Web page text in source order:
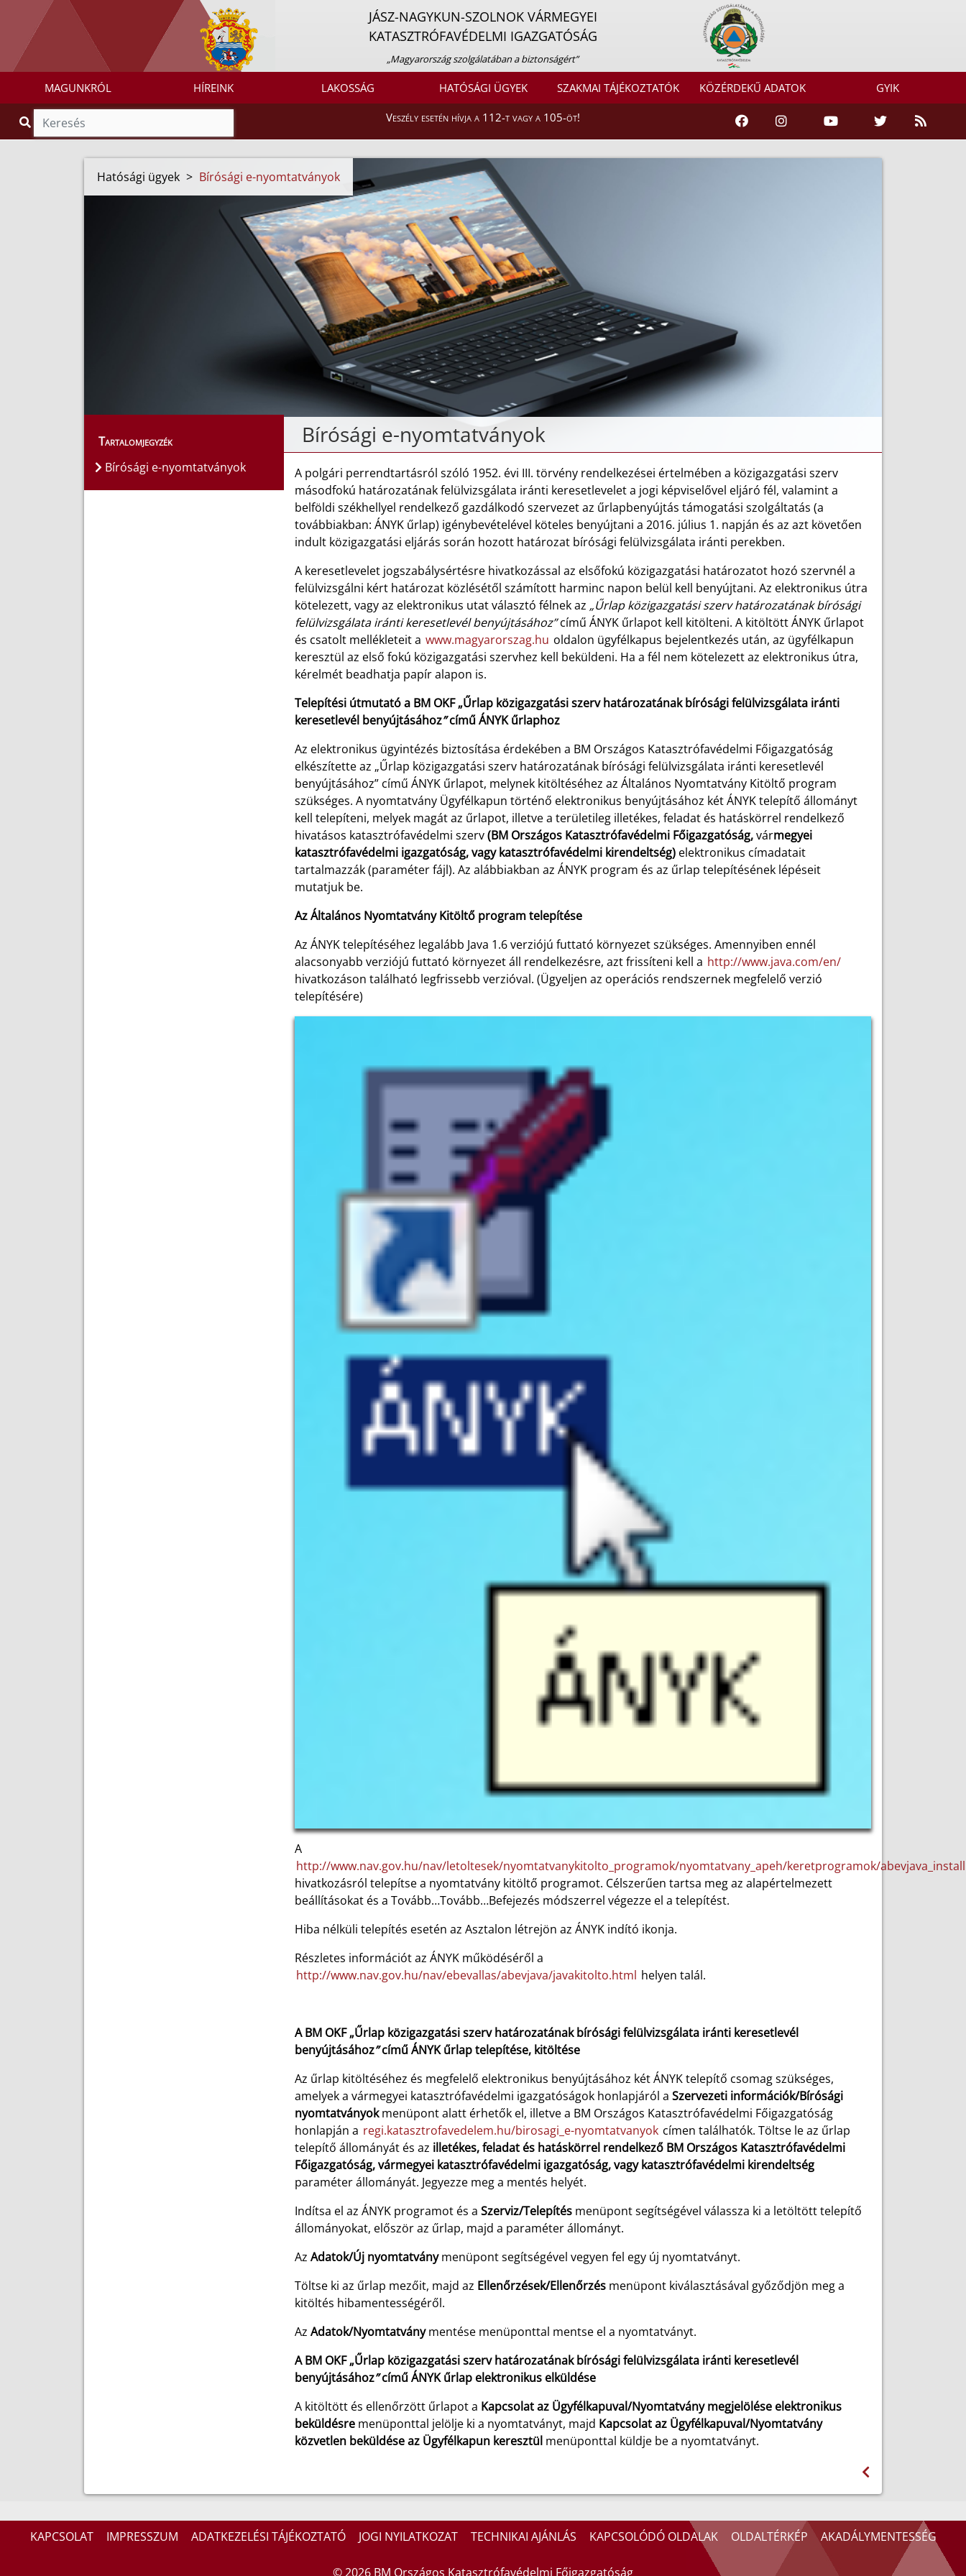
JÁSZ-NAGYKUN-SZOLNOK VÁRMEGYEI
KATASZTRÓFAVÉDELMI IGAZGATÓSÁG
„Magyarország szolgálatában a biztonságért”
MAGUNKRÓL HÍREINK LAKOSSÁG HATÓSÁGI ÜGYEK SZAKMAI TÁJÉKOZTATÓK KÖZÉRDEKŰ ADATOK GYIK
Veszély esetén hívja a 112-t vagy a 105-öt!
Hatósági ügyek > Bírósági e-nyomtatványok
Tartalomjegyzék
Bírósági e-nyomtatványok
Bírósági e-nyomtatványok
A polgári perrendtartásról szóló 1952. évi III. törvény rendelkezései értelmében a közigazgatási szerv
másodfokú határozatának felülvizsgálata iránti keresetlevelet a jogi képviselővel eljáró fél, valamint a
belföldi székhellyel rendelkező gazdálkodó szervezet az űrlapbenyújtás támogatási szolgáltatás (a
továbbiakban: ÁNYK űrlap) igénybevételével köteles benyújtani a 2016. július 1. napján és az azt követően
indult közigazgatási eljárás során hozott határozat bírósági felülvizsgálata iránti perekben.
A keresetlevelet jogszabálysértésre hivatkozással az elsőfokú közigazgatási határozatot hozó szervnél a
felülvizsgálni kért határozat közlésétől számított harminc napon belül kell benyújtani. Az elektronikus útra
kötelezett, vagy az elektronikus utat választó félnek az „Űrlap közigazgatási szerv határozatának bírósági
felülvizsgálata iránti keresetlevél benyújtásához”című ÁNYK űrlapot kell kitölteni. A kitöltött ÁNYK űrlapot
és csatolt mellékleteit a www.magyarorszag.hu oldalon ügyfélkapus bejelentkezés után, az ügyfélkapun
keresztül az első fokú közigazgatási szervhez kell beküldeni. Ha a fél nem kötelezett az elektronikus útra,
kérelmét beadhatja papír alapon is.
Telepítési útmutató a BM OKF „Űrlap közigazgatási szerv határozatának bírósági felülvizsgálata iránti
keresetlevél benyújtásához”című ÁNYK űrlaphoz
Az elektronikus ügyintézés biztosítása érdekében a BM Országos Katasztrófavédelmi Főigazgatóság
elkészítette az „Űrlap közigazgatási szerv határozatának bírósági felülvizsgálata iránti keresetlevél
benyújtásához” című ÁNYK űrlapot, melynek kitöltéséhez az Általános Nyomtatvány Kitöltő program
szükséges. A nyomtatvány Ügyfélkapun történő elektronikus benyújtásához két ÁNYK telepítő állományt
kell telepíteni, melyek magát az űrlapot, illetve a területileg illetékes, feladat és hatáskörrel rendelkező
hivatásos katasztrófavédelmi szerv(BM Országos Katasztrófavédelmi Főigazgatóság,vármegyei
katasztrófavédelmi igazgatóság, vagy katasztrófavédelmi kirendeltség) elektronikus címadatait
tartalmazzák (paraméter fájl). Az alábbiakban az ÁNYK program és az űrlap telepítésének lépéseit
mutatjuk be.
Az Általános Nyomtatvány Kitöltő program telepítése
Az ÁNYK telepítéséhez legalább Java 1.6 verziójú futtató környezet szükséges. Amennyiben ennél
alacsonyabb verziójú futtató környezet áll rendelkezésre, azt frissíteni kell a http://www.java.com/en/
hivatkozáson található legfrissebb verzióval. (Ügyeljen az operációs rendszernek megfelelő verzió
telepítésére)
A
http://www.nav.gov.hu/nav/letoltesek/nyomtatvanykitolto_programok/nyomtatvany_apeh/keretprogramok/
hivatkozásról telepítse a nyomtatvány kitöltő programot. Célszerűen tartsa meg az alapértelmezett
beállításokat és a Tovább…Tovább…Befejezés módszerrel végezze el a telepítést.
Hiba nélküli telepítés esetén az Asztalon létrejön az ÁNYK indító ikonja.
Részletes információt az ÁNYK működéséről a
http://www.nav.gov.hu/nav/ebevallas/abevjava/javakitolto.html helyen talál.
A BM OKF „Űrlap közigazgatási szerv határozatának bírósági felülvizsgálata iránti keresetlevél
benyújtásához”című ÁNYK űrlap telepítése, kitöltése
Az űrlap kitöltéséhez és megfelelő elektronikus benyújtásához két ÁNYK telepítő csomag szükséges,
amelyek a vármegyei katasztrófavédelmi igazgatóságok honlapjáról a Szervezeti információk/Bírósági
nyomtatványokmenüpont alatt érhetők el, illetve a BM Országos Katasztrófavédelmi Főigazgatóság
honlapján a regi.katasztrofavedelem.hu/birosagi_e-nyomtatvanyok címen találhatók. Töltse le az űrlap
telepítő állományát és az illetékes, feladat és hatáskörrel rendelkező BM Országos Katasztrófavédelmi
Főigazgatóság, vármegyei katasztrófavédelmi igazgatóság, vagy katasztrófavédelmi kirendeltség
paraméter állományát. Jegyezze meg a mentés helyét.
Indítsa el az ÁNYK programot és a Szerviz/Telepítésmenüpont segítségével válassza ki a letöltött telepítő
állományokat, először az űrlap, majd a paraméter állományt.
Az Adatok/Új nyomtatványmenüpont segítségével vegyen fel egy új nyomtatványt.
Töltse ki az űrlap mezőit, majd az Ellenőrzések/Ellenőrzésmenüpont kiválasztásával győződjön meg a
kitöltés hibamentességéről.
Az Adatok/Nyomtatványmentése menüponttal mentse el a nyomtatványt.
A BM OKF „Űrlap közigazgatási szerv határozatának bírósági felülvizsgálata iránti keresetlevél
benyújtásához”című ÁNYK űrlap elektronikus elküldése
A kitöltött és ellenőrzött űrlapot a Kapcsolat az Ügyfélkapuval/Nyomtatvány megjelölése elektronikus
beküldésremenüponttal jelölje ki a nyomtatványt, majd Kapcsolat az Ügyfélkapuval/Nyomtatvány
közvetlen beküldése az Ügyfélkapun keresztülmenüponttal küldje be a nyomtatványt.
KAPCSOLAT IMPRESSZUM ADATKEZELÉSI TÁJÉKOZTATÓ JOGI NYILATKOZAT TECHNIKAI AJÁNLÁS KAPCSOLÓDÓ OLDALAK OLDALTÉRKÉP AKADÁLYMENTESSÉG
© 2026 BM Országos Katasztrófavédelmi Főigazgatóság